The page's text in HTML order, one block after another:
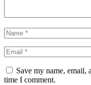
Save my name, email,
time I comment.